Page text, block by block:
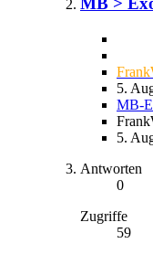
5.
MB-
5.
Antworten
0
Zugriffe
59